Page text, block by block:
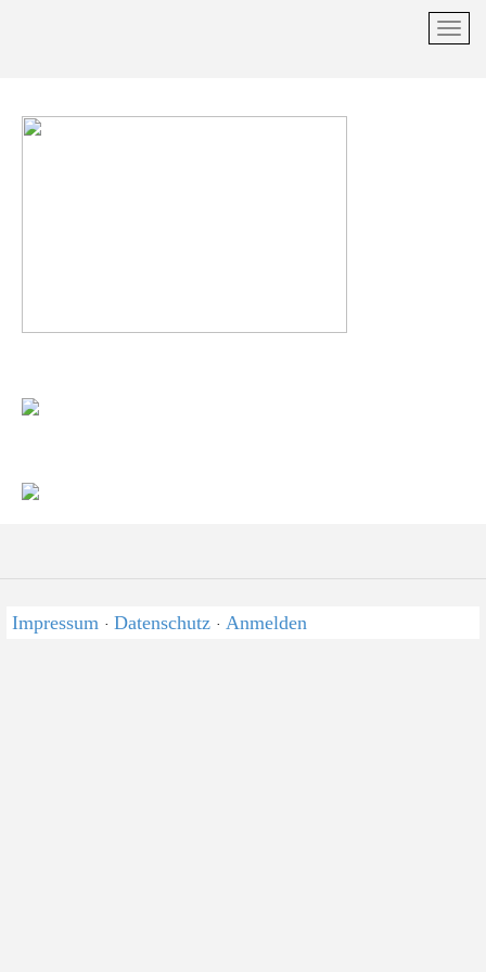
Impressum · Datenschutz · Anmelden